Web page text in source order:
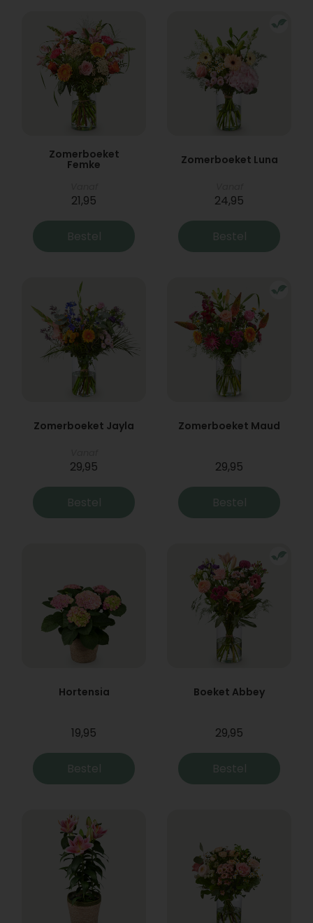
Zomerboeket
Femke
21,95
Bestel
Zomerboeket Luna
24,95
Bestel
Zomerboeket Jayla
29,95
Bestel
Zomerboeket Maud
29,95
Bestel
Hortensia
19,95
Bestel
Boeket Abbey
29,95
Bestel